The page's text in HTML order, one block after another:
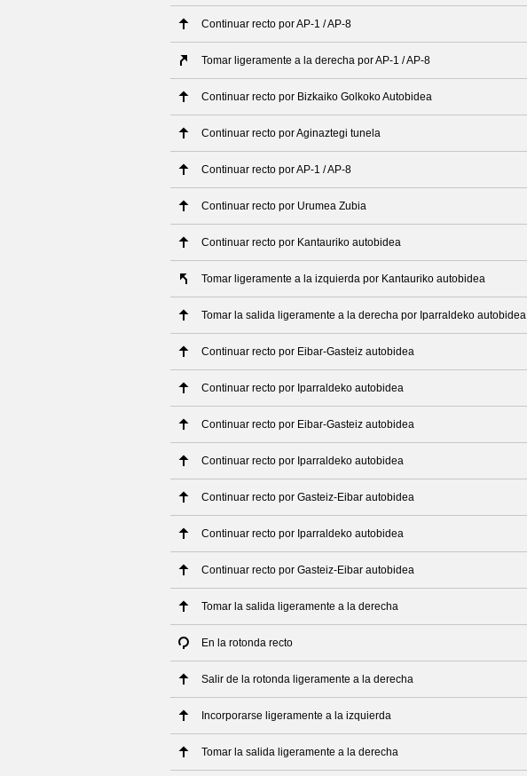
Continuar recto por AP-1 / AP-8
Tomar ligeramente a la derecha por AP-1 / AP-8
Continuar recto por Bizkaiko Golkoko Autobidea
Continuar recto por Aginaztegi tunela
Continuar recto por AP-1 / AP-8
Continuar recto por Urumea Zubia
Continuar recto por Kantauriko autobidea
Tomar ligeramente a la izquierda por Kantauriko autobidea
Tomar la salida ligeramente a la derecha por Iparraldeko autobidea
Continuar recto por Eibar-Gasteiz autobidea
Continuar recto por Iparraldeko autobidea
Continuar recto por Eibar-Gasteiz autobidea
Continuar recto por Iparraldeko autobidea
Continuar recto por Gasteiz-Eibar autobidea
Continuar recto por Iparraldeko autobidea
Continuar recto por Gasteiz-Eibar autobidea
Tomar la salida ligeramente a la derecha
En la rotonda recto
Salir de la rotonda ligeramente a la derecha
Incorporarse ligeramente a la izquierda
Tomar la salida ligeramente a la derecha